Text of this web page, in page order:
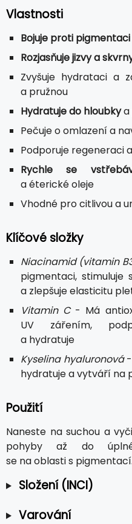
Vlastnosti
Bojuje proti pigmentaci
Rozjasňuje jizvy a
Zvyšuje hydrataci a
a pružnou
Hydratuje do hloubkya
Pečuje o omlazení a
Podporuje regeneraci a
Rychle se
a éterické oleje
Vhodné pro citlivou a
Klíčové složky
Niacinamid (vitamin
pigmentaci, stimuluje
a zlepšuje elasticitu
Vitamin C- Má
UV zářením,
a hydratuje
Kyselina hyaluronová-
hydratuje a vytváří na
Použití
Naneste na suchou a
pohyby až do
se na oblasti s pigmentací.
Složení (INCI)
Varování